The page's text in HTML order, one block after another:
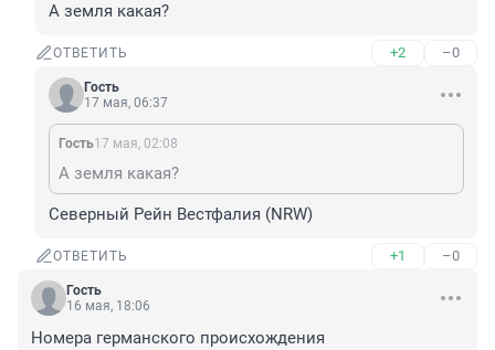
А земля какая?
ОТВЕТИТЬ +2 –0
Гость
17 мая, 06:37
Гость17 мая, 02:08
А земля какая?
Северный Рейн Вестфалия (NRW)
ОТВЕТИТЬ +1 –0
Гость
16 мая, 18:06
Номера германского происхождения